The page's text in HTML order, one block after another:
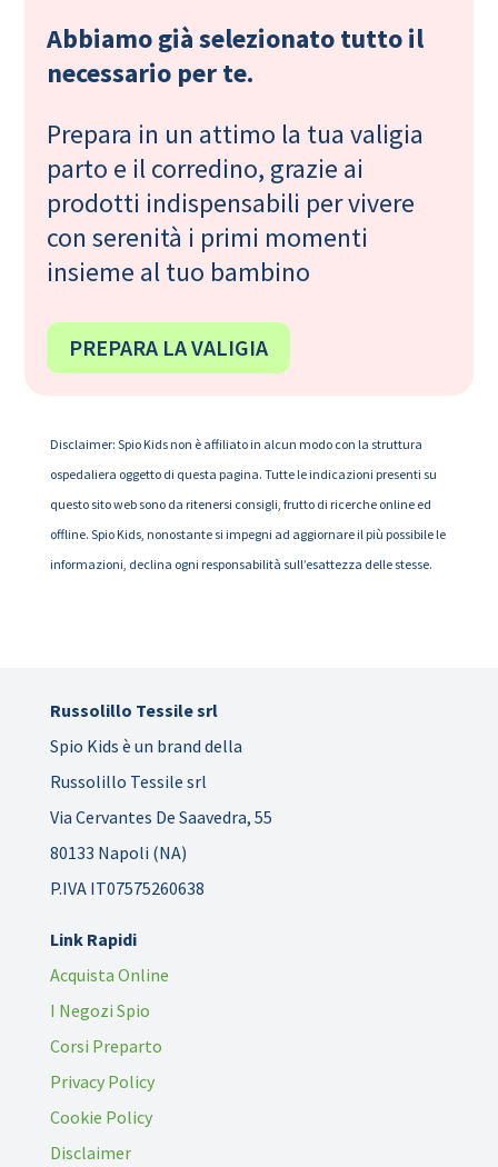
Abbiamo già selezionato tutto il
necessario per te.
Prepara in un attimo la tua valigia
parto e il corredino, grazie ai
prodotti indispensabili per vivere
con serenità i primi momenti
insieme al tuo bambino
PREPARA LA VALIGIA
Disclaimer: Spio Kids non è affiliato in alcun modo con la struttura
ospedaliera oggetto di questa pagina. Tutte le indicazioni presenti su
questo sito web sono da ritenersi consigli, frutto di ricerche online ed
offline. Spio Kids, nonostante si impegni ad aggiornare il più possibile le
informazioni, declina ogni responsabilità sull’esattezza delle stesse.
Russolillo Tessile srl
Spio Kids è un brand della
Russolillo Tessile srl
Via Cervantes De Saavedra, 55
80133 Napoli (NA)
P.IVA IT07575260638
Link Rapidi
Acquista Online
I Negozi Spio
Corsi Preparto
Privacy Policy
Cookie Policy
Disclaimer